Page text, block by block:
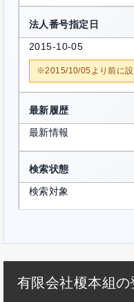
法人番号指定日
2015-10-05
※2015/10/05より前に設
最新履歴
最新情報
検索状態
検索対象
有限会社榎本組の